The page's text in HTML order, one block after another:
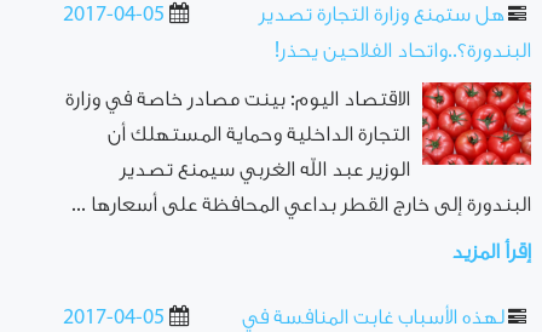
2017-04-05
هل ستمنع وزارة التجارة تصدير
البندورة؟..واتحاد الفلاحين يحذر!
الاقتصاد اليوم: بينت مصادر خاصة في وزارة
التجارة الداخلية وحماية المستهلك أن
الوزير عبد الله الغربي سيمنع تصدير
البندورة إلى خارج القطر بداعي المحافظة على أسعارها ...
إقرأ المزيد
2017-04-05
لهذه الأسباب غابت المنافسة في